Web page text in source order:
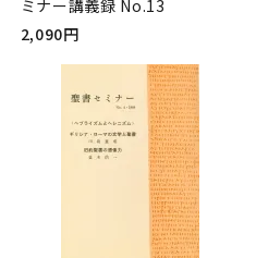
ミナー講義録 No.13
2,090円